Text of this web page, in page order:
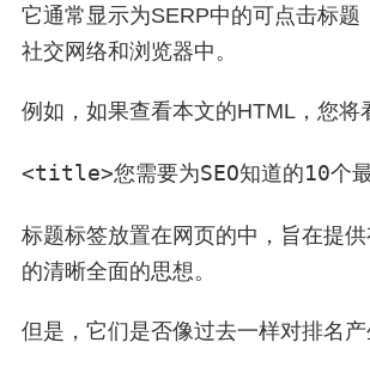
它通常显示为SERP中的可点击标题
社交网络和浏览器中。
例如，如果查看本文的HTML，您将
<title>您需要为SEO知道的10个
标题标签放置在网页的中，旨在提
的清晰全面的思想。
但是，它们是否像过去一样对排名产